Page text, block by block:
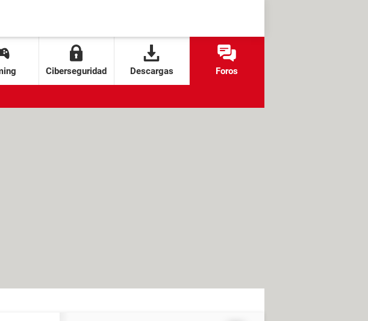
Ciberseguridad Descargas Foros